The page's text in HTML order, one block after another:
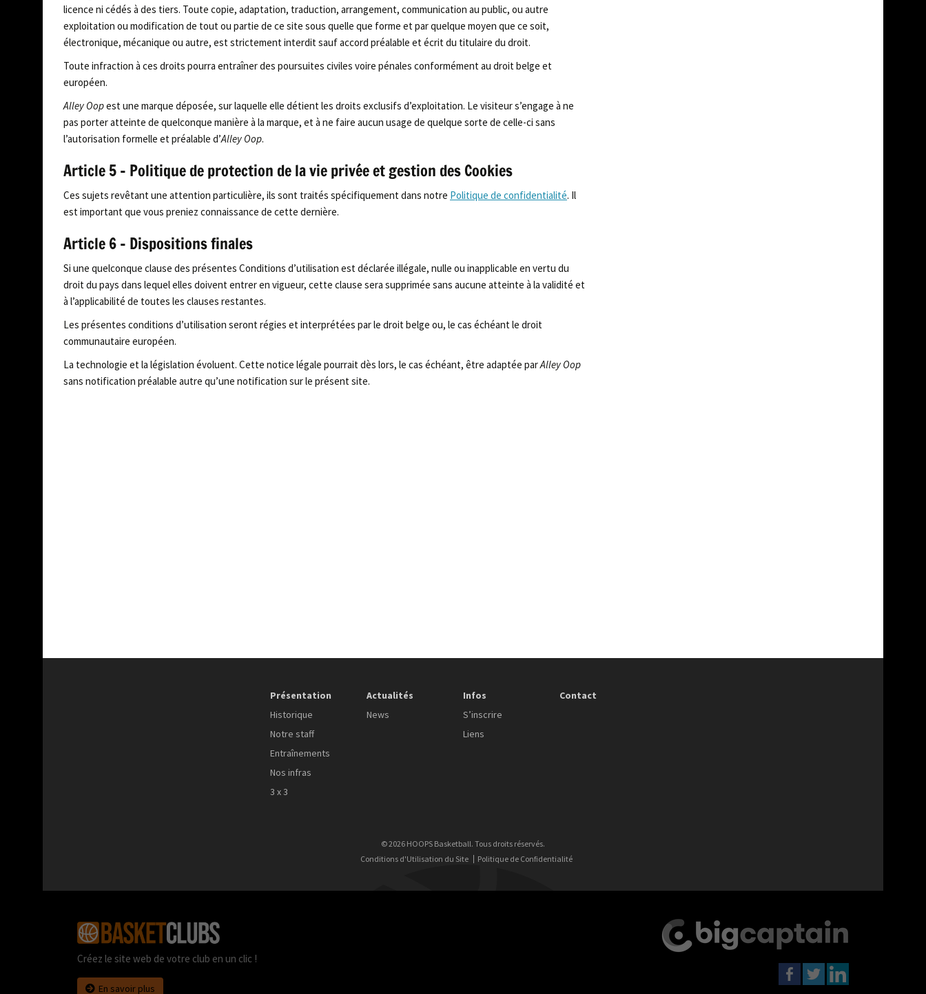
licence ni cédés à des tiers. Toute copie, adaptation, traduction, arrangement, communication au public, ou autre
exploitation ou modification de tout ou partie de ce site sous quelle que forme et par quelque moyen que ce soit,
électronique, mécanique ou autre, est strictement interdit sauf accord préalable et écrit du titulaire du droit.
Toute infraction à ces droits pourra entraîner des poursuites civiles voire pénales conformément au droit belge et
européen.
Alley Oopest une marque déposée, sur laquelle elle détient les droits exclusifs d’exploitation. Le visiteur s’engage à ne
pas porter atteinte de quelconque manière à la marque, et à ne faire aucun usage de quelque sorte de celle-ci sans
l’autorisation formelle et préalable d’Alley Oop.
Article 5 – Politique de protection de la vie privée et gestion des Cookies
Ces sujets revêtant une attention particulière, ils sont traités spécifiquement dans notre Politique de confidentialité. Il
est important que vous preniez connaissance de cette dernière.
Article 6 – Dispositions finales
Si une quelconque clause des présentes Conditions d’utilisation est déclarée illégale, nulle ou inapplicable en vertu du
droit du pays dans lequel elles doivent entrer en vigueur, cette clause sera supprimée sans aucune atteinte à la validité et
à l’applicabilité de toutes les clauses restantes.
Les présentes conditions d’utilisation seront régies et interprétées par le droit belge ou, le cas échéant le droit
communautaire européen.
La technologie et la législation évoluent. Cette notice légale pourrait dès lors, le cas échéant, être adaptée parAlley Oop
sans notification préalable autre qu’une notification sur le présent site.
Présentation
Historique
Notre staff
Entraînements
Nos infras
3 x 3
Actualités
News
Infos
S’inscrire
Liens
Contact
© 2026 HOOPS Basketball. Tous droits réservés.
Conditions d'Utilisation du Site
Politique de Confidentialité
Créez le site web de votre club en un clic !
En savoir plus